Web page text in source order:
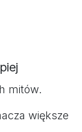
mitów.
większe